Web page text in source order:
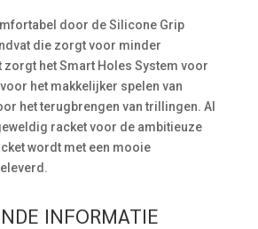
door de Silicone Grip
die zorgt voor minder
het Smart Holes System voor
het makkelijker spelen van
het terugbrengen van trillingen. Al
racket voor de ambitieuze
wordt met een mooie
INFORMATIE